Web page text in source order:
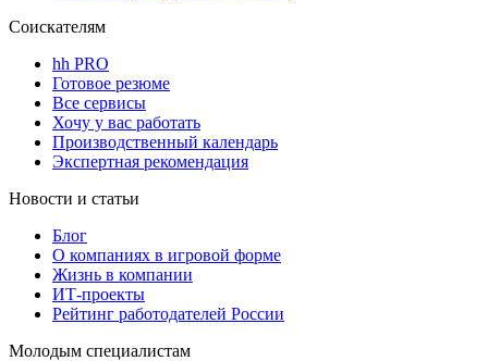
Соискателям
hh PRO
Готовое резюме
Все сервисы
Хочу у вас работать
Производственный календарь
Экспертная рекомендация
Новости и статьи
Блог
О компаниях в игровой форме
Жизнь в компании
ИТ-проекты
Рейтинг работодателей России
Молодым специалистам